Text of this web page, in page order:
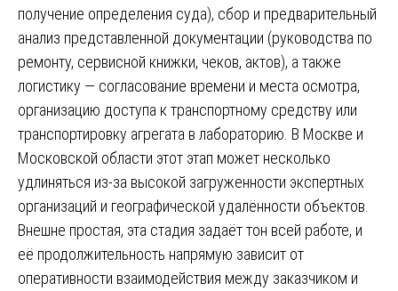
получение определения суда), сбор и предварительный
анализ представленной документации (руководства по
ремонту, сервисной книжки, чеков, актов), а также
логистику — согласование времени и места осмотра,
организацию доступа к транспортному средству или
транспортировку агрегата в лабораторию. В Москве и
Московской области этот этап может несколько
удлиняться из-за высокой загруженности экспертных
организаций и географической удалённости объектов.
Внешне простая, эта стадия задаёт тон всей работе, и
её продолжительность напрямую зависит от
оперативности взаимодействия между заказчиком и